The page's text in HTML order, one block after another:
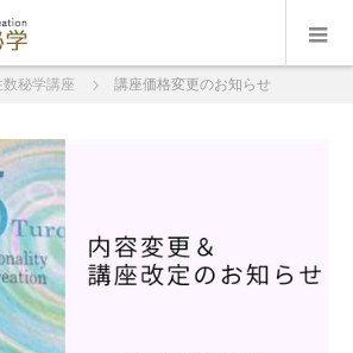
数秘学講座 講座価格変更のお知らせ